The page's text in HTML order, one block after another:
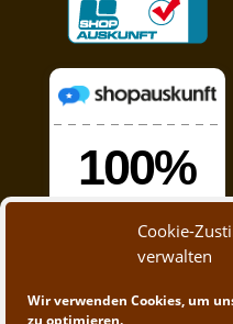
Cookie-
verwalten
Wir verwenden Cookies, um
zu optimieren.